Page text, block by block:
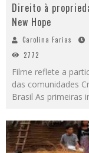
Direito à
New Hope
Carolina Farias
2772
Filme reflete a
das comunidades
Brasil As primeiras